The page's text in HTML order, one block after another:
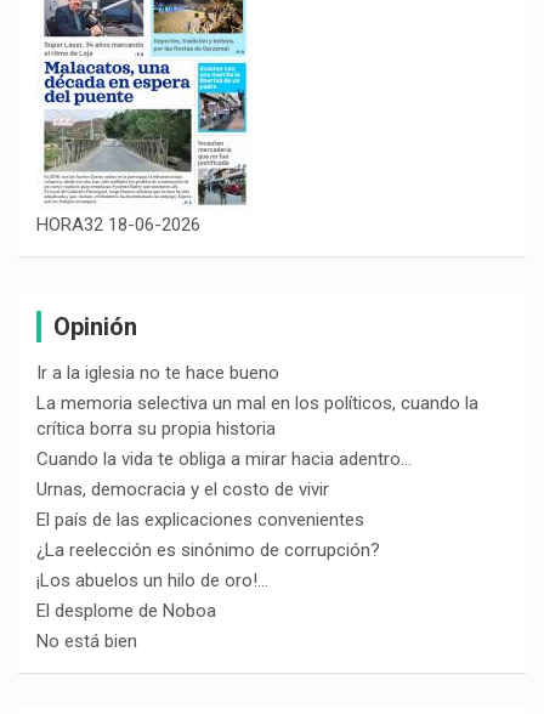
HORA32 18-06-2026
Opinión
Ir a la iglesia no te hace bueno
La memoria selectiva un mal en los políticos, cuando la
crítica borra su propia historia
Cuando la vida te obliga a mirar hacia adentro…
Urnas, democracia y el costo de vivir
El país de las explicaciones convenientes
¿La reelección es sinónimo de corrupción?
¡Los abuelos un hilo de oro!…
El desplome de Noboa
No está bien